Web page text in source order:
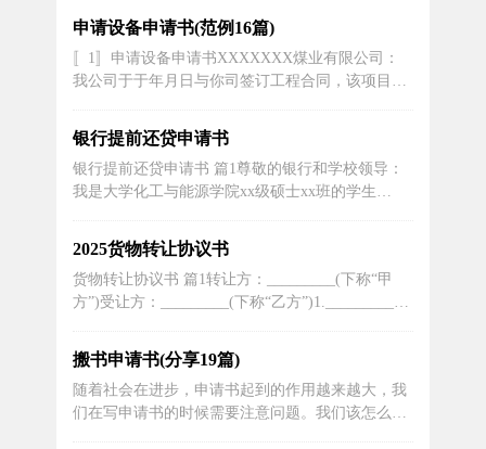
如能得到您的支持和协助，我的迁出手续将能够顺
利进行。首先，我要说明的是，我对待这个决定非
常慎重。在过去的一段时间里，我仔细考虑了自己
的个人发展和家庭状况，经过深思...
申请设备申请书(范例16篇)
〚1〛申请设备申请书XXXXXXX煤业有限公司：
我公司于于年月日与你司签订工程合同，该项目于
造价为元。至目前我公司已收到工程款元，尚有%
合同款(质保金)元未支付，按合同约定，质保期已
满，未出现质量问题，特申请支付工程质量保修
金。施工单位(签章)年月日建设单...
银行提前还贷申请书
银行提前还贷申请书 篇1尊敬的银行和学校领导：
我是大学化工与能源学院xx级硕士xx班的学生
交通不便，经济极不发达。xx年8月，当我接到大
学录取通知书时，真是喜忧参半：喜的是，终于可
以进入梦寐以求的大学学习；忧的是，每年3100元
的学费从何而来...
2025货物转让协议书
货物转让协议书 篇1转让方：_________(下称“甲
方”)受让方：_________(下称“乙方”)1._________年
_________中法执字第_________号《民事裁定
书》，将_________(建筑面...
搬书申请书(分享19篇)
随着社会在进步，申请书起到的作用越来越大，我
们在写申请书的时候需要注意问题。我们该怎么写